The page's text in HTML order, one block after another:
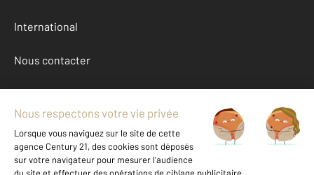
International
Nous contacter
Mentions légales & CGU et Barèmes d'honoraires
Données personnelles
Gestionnaire des cookies